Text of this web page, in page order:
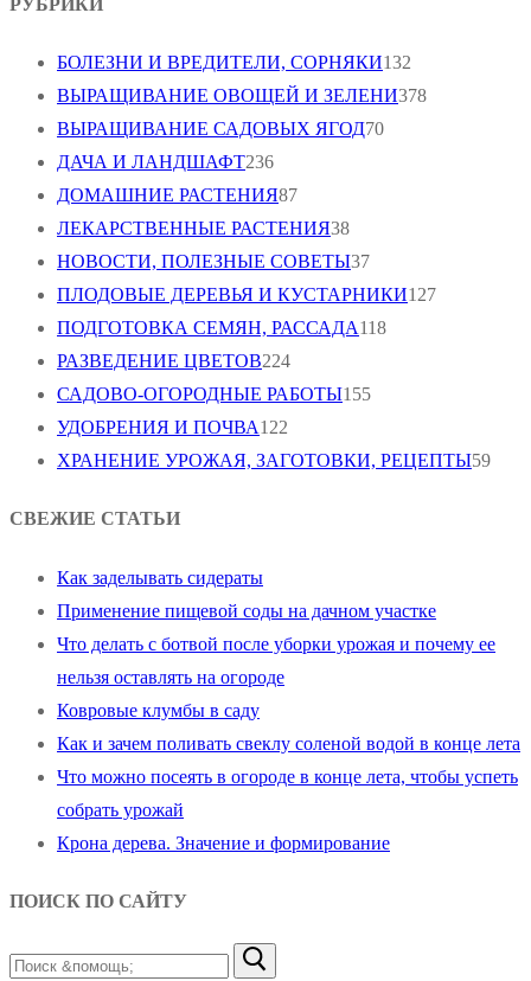
БОЛЕЗНИ И ВРЕДИТЕЛИ, СОРНЯКИ132
ВЫРАЩИВАНИЕ ОВОЩЕЙ И ЗЕЛЕНИ378
ВЫРАЩИВАНИЕ САДОВЫХ ЯГОД70
ДАЧА И ЛАНДШАФТ236
ДОМАШНИЕ РАСТЕНИЯ87
ЛЕКАРСТВЕННЫЕ РАСТЕНИЯ38
НОВОСТИ, ПОЛЕЗНЫЕ СОВЕТЫ37
ПЛОДОВЫЕ ДЕРЕВЬЯ И КУСТАРНИКИ127
ПОДГОТОВКА СЕМЯН, РАССАДА118
РАЗВЕДЕНИЕ ЦВЕТОВ224
САДОВО-ОГОРОДНЫЕ РАБОТЫ155
УДОБРЕНИЯ И ПОЧВА122
ХРАНЕНИЕ УРОЖАЯ, ЗАГОТОВКИ, РЕЦЕПТЫ59
СВЕЖИЕ СТАТЬИ
Как заделывать сидераты
Применение пищевой соды на дачном участке
Что делать с ботвой после уборки урожая и почему ее
нельзя оставлять на огороде
Ковровые клумбы в саду
Как и зачем поливать свеклу соленой водой в конце лета
Что можно посеять в огороде в конце лета, чтобы успеть
собрать урожай
Крона дерева. Значение и формирование
ПОИСК ПО САЙТУ
Найти: